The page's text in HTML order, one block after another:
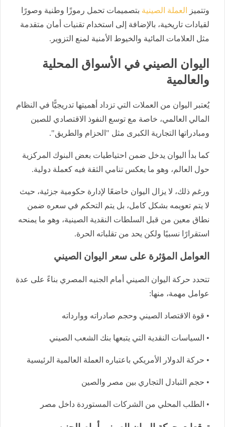
وتتميز العملة الصينية بتصميمات تحمل رموزًا وطنية وصورًا
لقيادات تاريخية، بالإضافة إلى استخدام تقنيات أمان متقدمة
مثل العلامات المائية والخيوط الأمنية لمنع التزوير.
اليوان الصيني في الأسواق المحلية
والعالمية
يُعتبر اليوان من العملات التي تزداد أهميتها تدريجيًّا في النظام
المالي العالمي، خاصة مع توسع النفوذ الاقتصادي للصين
ومبادراتها التجارية الكبرى مثل "الحزام والطريق".
كما بدأ اليوان يدخل ضمن احتياطيات بعض البنوك المركزية
حول العالم، وهو ما يعكس تنامي الثقة فيه كعملة دولية.
ورغم ذلك، لا يزال اليوان خاضعًا لإدارة حكومية جزئية، حيث
لا يتم تعويمه بشكل كامل، بل يتم التحكم في سعره ضمن
نطاق معين من قبل السلطات النقدية الصينية، وهو ما يمنحه
استقرارًا نسبيًا ولكن يحد من تقلباته الحرة.
العوامل المؤثرة على سعر اليوان الصيني
تتحدد حركة اليوان الصيني أمام الجنيه المصري بناءً على عدة
عوامل مهمة، منها:
• قوة الاقتصاد الصيني وحجم صادراته ووارداته
• السياسات النقدية التي يتبعها بنك الشعب الصيني
• حركة الدولار الأمريكي باعتباره العملة العالمية الرئيسية
• حجم التبادل التجاري بين مصر والصين
• الطلب المحلي من الشركات المستوردة داخل مصر